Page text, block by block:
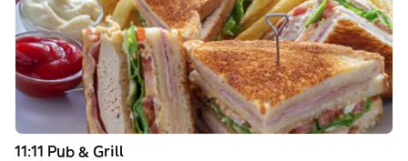
11:11 Pub & Grill